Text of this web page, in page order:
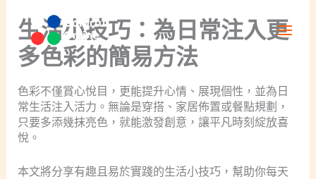
content
Main
生活小技巧：為日常注入更
多色彩的簡易方法
色彩不僅賞心悅目，更能提升心情、展現個性，並為日
常生活注入活力。無論是穿搭、家居佈置或餐點規劃，
只要多添幾抹亮色，就能激發創意，讓平凡時刻綻放喜
悅。
本文將分享有趣且易於實踐的生活小技巧，幫助你每天